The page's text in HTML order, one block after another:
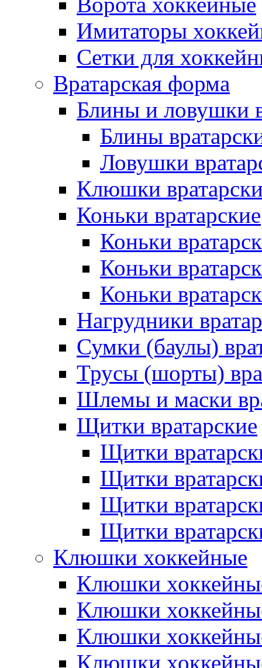
Имитаторы
Сетки для
Вратарская форма
Блины и ловушки
Блины
Ловушки
Клюшки
Коньки вратарские
Коньки
Коньки
Коньки
Нагрудники
Сумки (баулы)
Трусы (шорты)
Шлемы и маски
Щитки вратарские
Щитки
Щитки
Щитки
Щитки
Клюшки хоккейные
Клюшки
Клюшки
Клюшки
Клюшки